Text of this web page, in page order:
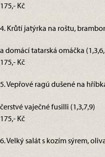
175,- Kč
4. Krůtí jatýrka na roštu,
a domácí tatarská omáčka
175,- Kč
5. Vepřové ragú dušené na
čerstvé vaječné fusilli (1,3,7,9)
175,- Kč
6. Velký salát s kozím sýrem,